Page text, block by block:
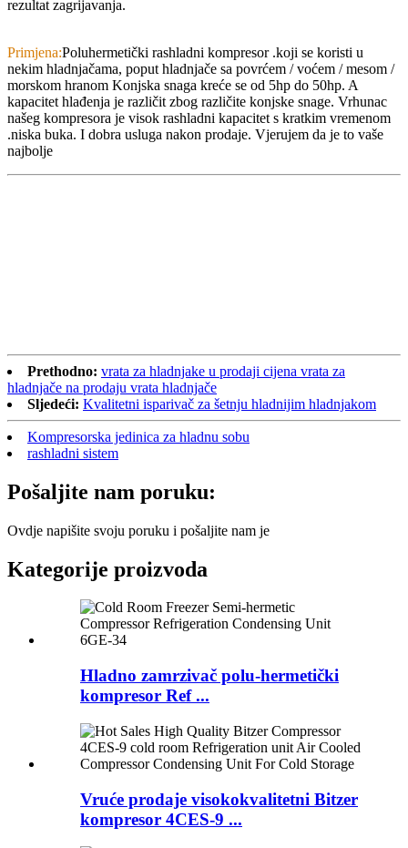
rezultat zagrijavanja.
Primjena:Poluhermetički rashladni kompresor .koji se koristi u
nekim hladnjačama, poput hladnjače sa povrćem / voćem / mesom /
morskom hranom Konjska snaga kreće se od 5hp do 50hp. A
kapacitet hlađenja je različit zbog različite konjske snage. Vrhunac
našeg kompresora je visok rashladni kapacitet s kratkim vremenom
.niska buka. I dobra usluga nakon prodaje. Vjerujem da je to vaše
najbolje
Prethodno: vrata za hladnjake u prodaji cijena vrata za
hladnjače na prodaju vrata hladnjače
Sljedeći: Kvalitetni isparivač za šetnju hladnijim hladnjakom
Kompresorska jedinica za hladnu sobu
rashladni sistem
Pošaljite nam poruku:
Ovdje napišite svoju poruku i pošaljite nam je
Kategorije proizvoda
Hladno zamrzivač polu-hermetički
kompresor Ref ...
Vruće prodaje visokokvalitetni Bitzer
kompresor 4CES-9 ...